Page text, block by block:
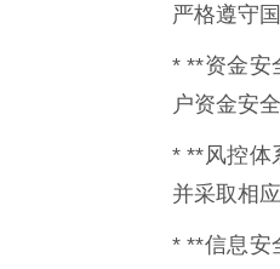
严格遵守
* **资金安
户资金安
* **风控体
并采取相
* **信息安